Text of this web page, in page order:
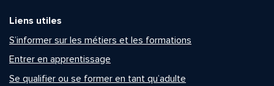
Liens utiles
S’informer sur les métiers et les formations
Entrer en apprentissage
Se qualifier ou se former en tant qu’adulte